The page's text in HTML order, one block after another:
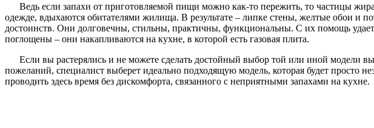
Ведь если запахи от приготовляемой пищи можно как-то пережить, то частицы
одежде, вдыхаются обитателями жилища. В результате – липке стены, желтые обои и
достоинств. Они долговечны, стильны, практичны, функциональны. С их помощь
поглощены – они накапливаются на кухне, в которой есть газовая плита.
Если вы растерялись и не можете сделать достойный выбор той или иной модели
пожеланий, специалист выберет идеально подходящую модель, которая будет
проводить здесь время без дискомфорта, связанного с неприятными запахами на кухне.